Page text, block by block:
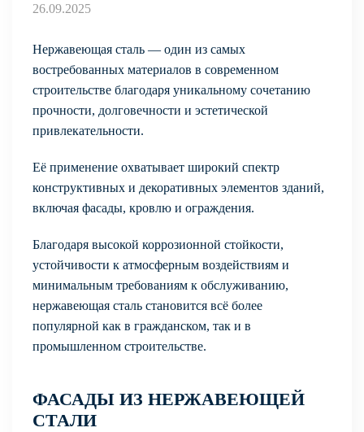
26.09.2025
Нержавеющая сталь — один из самых
востребованных материалов в современном
строительстве благодаря уникальному сочетанию
прочности, долговечности и эстетической
привлекательности.
Её применение охватывает широкий спектр
конструктивных и декоративных элементов зданий,
включая фасады, кровлю и ограждения.
Благодаря высокой коррозионной стойкости,
устойчивости к атмосферным воздействиям и
минимальным требованиям к обслуживанию,
нержавеющая сталь становится всё более
популярной как в гражданском, так и в
промышленном строительстве.
ФАСАДЫ ИЗ НЕРЖАВЕЮЩЕЙ
СТАЛИ